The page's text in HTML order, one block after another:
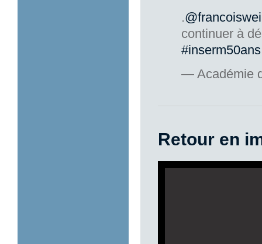
.
continuer à
#inserm50ans
— Académie
Retour en